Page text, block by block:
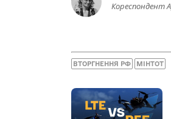
Кореспондент
ВТОРГНЕННЯ РФ МІНТОТ